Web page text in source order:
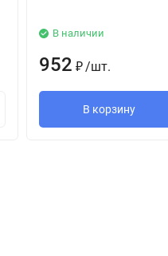
В наличии
952 ₽ /шт.
В корзину